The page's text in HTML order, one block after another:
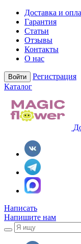
Доставка и
Гарантия
Статьи
Отзывы
Контакты
О нас
Войти
Регистрация
Каталог
Написать
Напишите нам